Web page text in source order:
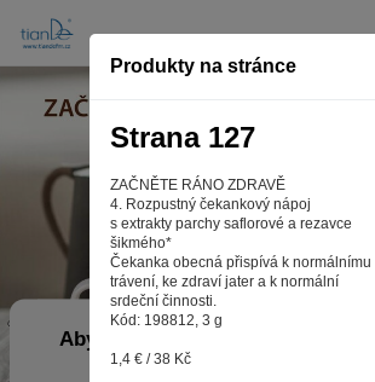
Produkty na stránce
Strana 127
ZAČNĚTE RÁNO ZDRAVĚ
4. Rozpustný čekankový nápoj
s extrakty parchy saflorové a rezavce
šikmého*
Čekanka obecná přispívá k normálnímu
trávení, ke zdraví jater a k normální
srdeční činnosti.
Kód: 198812, 3 g
1,4 € / 38 Kč
Aby web fungoval tak, jak ho